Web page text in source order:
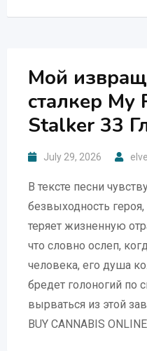
Мой
сталкер My
Stalker 33
July 29, 2026
В тексте песни
безвыходность
теряет жизненную
что словно ослеп,
человека, его душа
бредет голоногий по
вырваться из этой
BUY CANNABIS